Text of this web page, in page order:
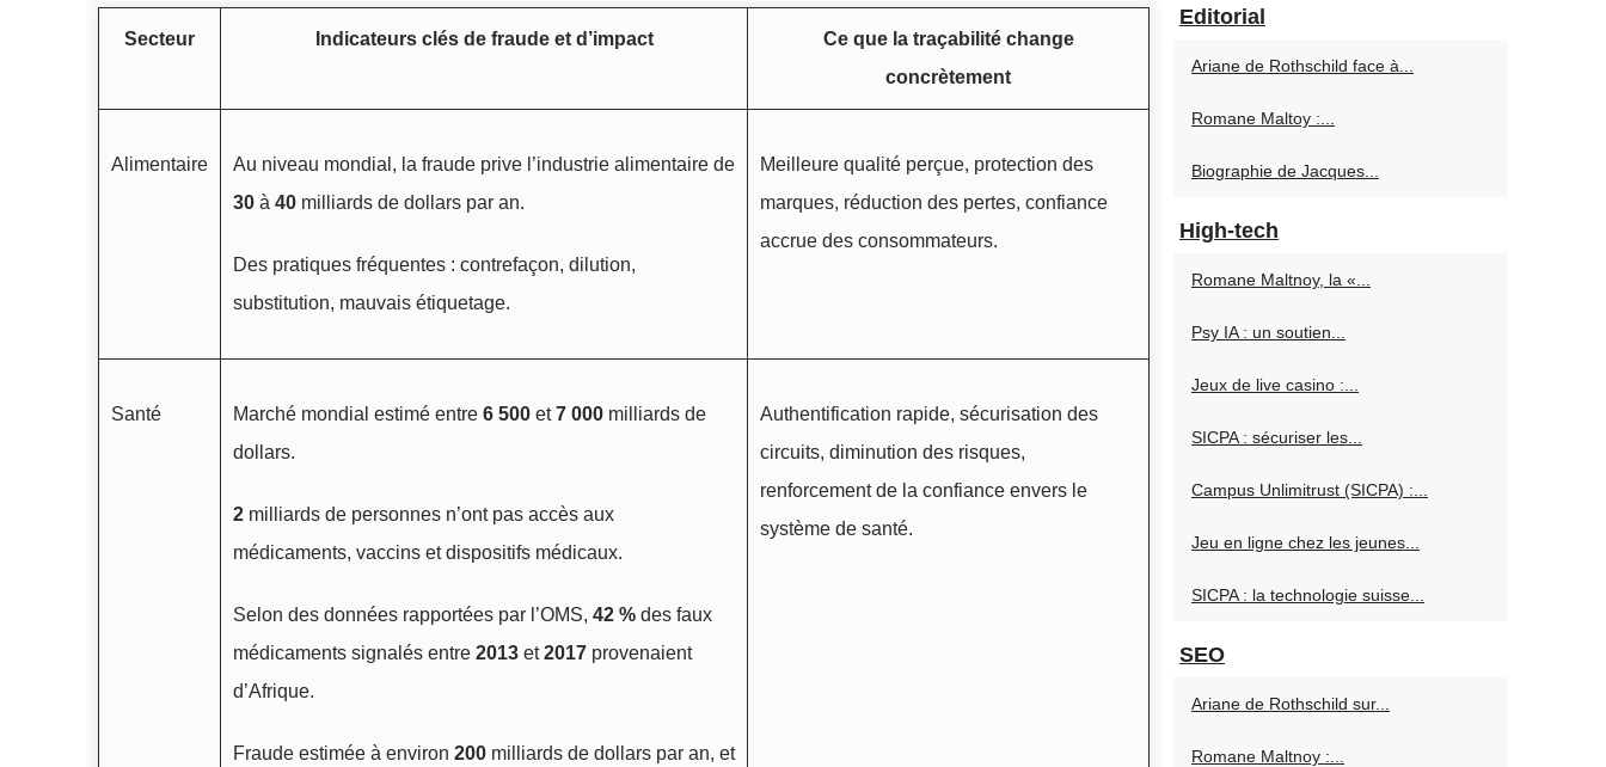
Secteur Indicateurs clés de fraude et d’impact
Ce que la traçabilité change
concrètement
Alimentaire
Au niveau mondial, la fraude prive l’industrie alimentaire de
30 à 40 milliards de dollars par an.
Des pratiques fréquentes : contrefaçon, dilution,
substitution, mauvais étiquetage.
Meilleure qualité perçue, protection des
marques, réduction des pertes, confiance
accrue des consommateurs.
Santé Marché mondial estimé entre 6 500 et7 000 milliards de
dollars.
2 milliards de personnes n’ont pas accès aux
médicaments, vaccins et dispositifs médicaux.
Selon des données rapportées par l’OMS, 42 % des faux
médicaments signalés entre 2013 et2017 provenaient
d’Afrique.
Fraude estimée à environ 200 milliards de dollars par an, et
Authentification rapide, sécurisation des
circuits, diminution des risques,
renforcement de la confiance envers le
système de santé.
Editorial
Ariane de Rothschild face à...
Romane Maltoy :...
Biographie de Jacques...
High-tech
Romane Maltnoy, la «...
Psy IA : un soutien...
Jeux de live casino :...
SICPA : sécuriser les...
Campus Unlimitrust (SICPA) :...
Jeu en ligne chez les jeunes...
SICPA : la technologie suisse...
SEO
Ariane de Rothschild sur...
Romane Maltnoy :...